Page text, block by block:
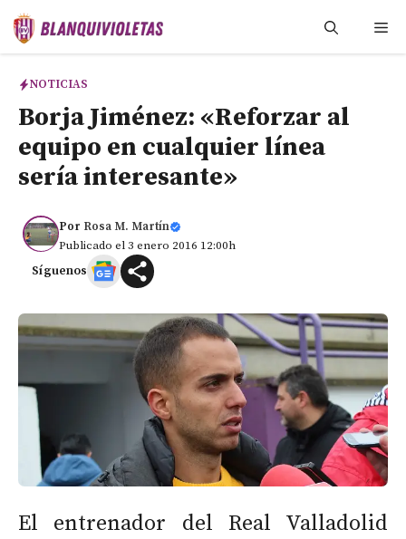
Saltar
NOTICIAS
Borja Jiménez: «Reforzar al
equipo en cualquier línea
sería interesante»
Por Rosa M. Martín
Publicado el 3 enero 2016 12:00h
Síguenos
El entrenador del Real Valladolid